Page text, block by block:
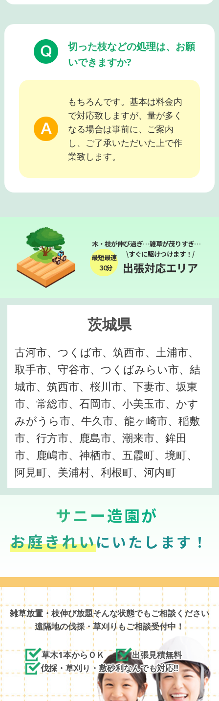
切った枝などの処理は、お願
いできますか?
もちろんです。基本は料金内
で対応致しますが、量が多く
なる場合は事前に、ご案内
し、ご了承いただいた上で作
業致します。
木・枝が伸び過ぎ…雑草が茂りすぎ…
最短最速
３０分
\すぐに駆けつけます！/
出張対応エリア
茨城県
古河市、つくば市、筑西市、土浦市、
取手市、守谷市、つくばみらい市、結
城市、筑西市、桜川市、下妻市、坂東
市、常総市、石岡市、小美玉市、かす
みがうら市、牛久市、龍ヶ崎市、稲敷
市、行方市、鹿島市、潮来市、鉾田
市、鹿嶋市、神栖市、五霞町、境町、
阿見町、美浦村、利根町、河内町
サニー造園が
お庭きれいにいたします！
雑草放置・枝伸び放題そんな状態でもご相談ください
遠隔地の伐採・草刈りもご相談受付中！
草木1本からＯＫ
出張見積無料
伐採・草刈り・敷砂利なんでも対応!!